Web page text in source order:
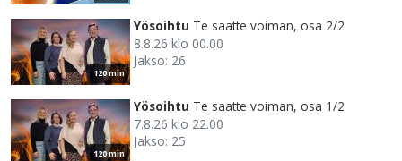
120 min
Yösoihtu Te saatte voiman, osa 2/2
8.8.26 klo 00.00
Jakso: 26
120 min
Yösoihtu Te saatte voiman, osa 1/2
7.8.26 klo 22.00
Jakso: 25